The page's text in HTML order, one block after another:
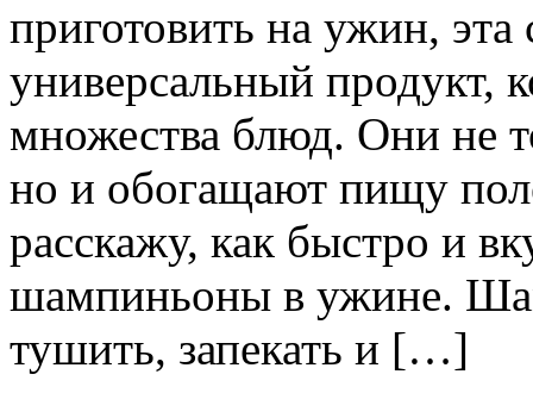
приготовить на ужин,
универсальный продукт,
множества блюд. Они не
но и обогащают пищу
расскажу, как быстро и
шампиньоны в ужине.
тушить, запекать и […]